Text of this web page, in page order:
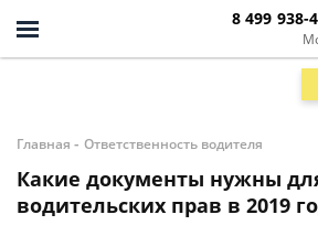
8 499 938-
Главная - Ответственность водителя
Какие документы нужны
водительских прав в 2019